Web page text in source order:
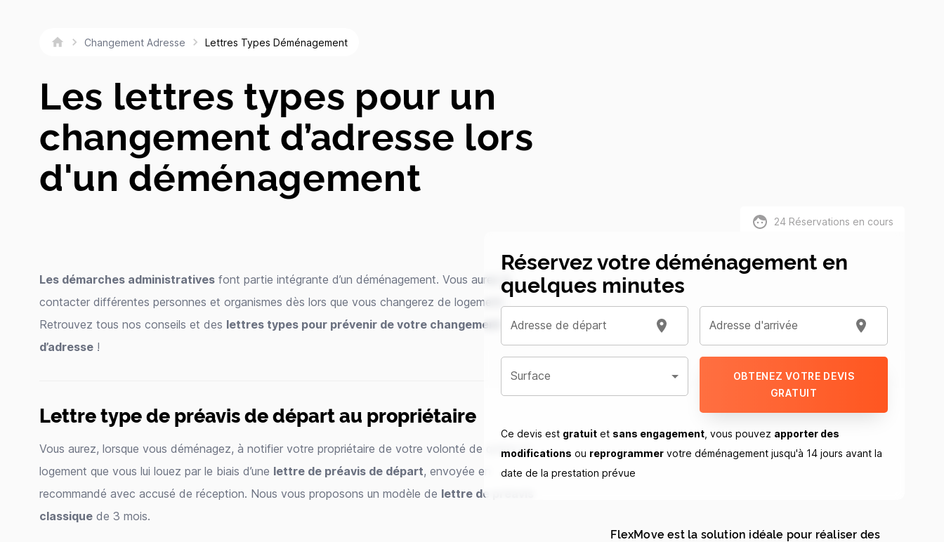
Changement Adresse Lettres Types Déménagement
Les lettres types pour un
changement d’adresse lors
d'un déménagement
Les démarches administratives font partie intégrante d’un déménagement. Vous aurez à
contacter différentes personnes et organismes dès lors que vous changerez de logement.
Retrouvez tous nos conseils et des lettres types pour prévenir de votre changement
d’adresse !
Lettre type de préavis de départ au propriétaire
Vous aurez, lorsque vous déménagez, à notifier votre propriétaire de votre volonté de quitter le
logement que vous lui louez par le biais d’une lettre de préavis de départ, envoyée en
recommandé avec accusé de réception. Nous vous proposons un modèle de lettre de préavis
classique de 3 mois.
24 Réservations en cours
Réservez votre déménagement en
quelques minutes
Adresse de départ Adresse d'arrivée
Surface
OBTENEZ VOTRE DEVIS
GRATUIT
Ce devis est gratuitet sans engagement, vous pouvez apporter des
modifications ou reprogrammervotre déménagement jusqu'à 14 jours avant la
date de la prestation prévue
FlexMove est la solution idéale pour réaliser des